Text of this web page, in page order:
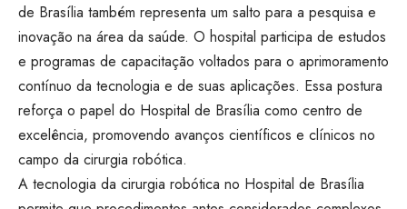
de Brasília também representa um salto para a pesquisa e
inovação na área da saúde. O hospital participa de estudos
e programas de capacitação voltados para o aprimoramento
contínuo da tecnologia e de suas aplicações. Essa postura
reforça o papel do Hospital de Brasília como centro de
excelência, promovendo avanços científicos e clínicos no
campo da cirurgia robótica.
A tecnologia da cirurgia robótica no Hospital de Brasília